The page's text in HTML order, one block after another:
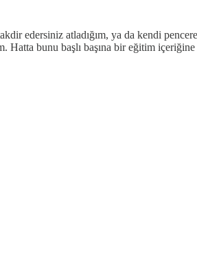
edersiniz atladığım, ya da kendi
Hatta bunu başlı başına bir eğitim